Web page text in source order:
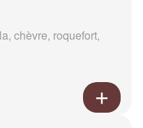
chèvre, roquefort,